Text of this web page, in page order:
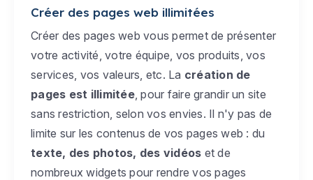
Créer des pages web illimitées
Créer des pages web vous permet de présenter
votre activité, votre équipe, vos produits, vos
services, vos valeurs, etc. La création de
pages est illimitée, pour faire grandir un site
sans restriction, selon vos envies. Il n'y pas de
limite sur les contenus de vos pages web : du
texte, des photos, des vidéos et de
nombreux widgets pour rendre vos pages